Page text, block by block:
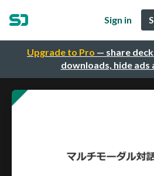
Upgrade to Pro — share
downloads, hide ads
Sign in